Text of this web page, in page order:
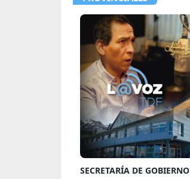
SECRETARÍA DE GOBIERNO